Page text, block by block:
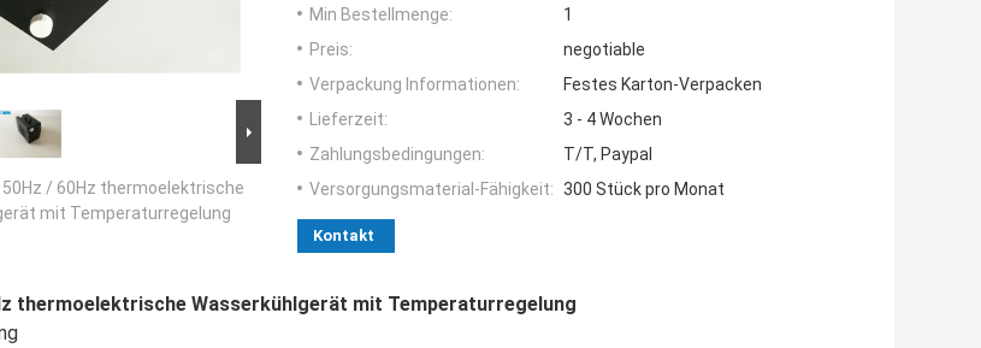
50Hz / 60Hz thermoelektrische
mit Temperaturregelung
Min Bestellmenge:
1
Preis:
negotiable
Verpackung Informationen:
Festes Karton-Verpacken
Lieferzeit:
3 - 4 Wochen
Zahlungsbedingungen:
T/T, Paypal
Versorgungsmaterial-Fähigkeit: 300 Stück pro Monat
Kontakt
thermoelektrische Wasserkühlgerät mit Temperaturregelung